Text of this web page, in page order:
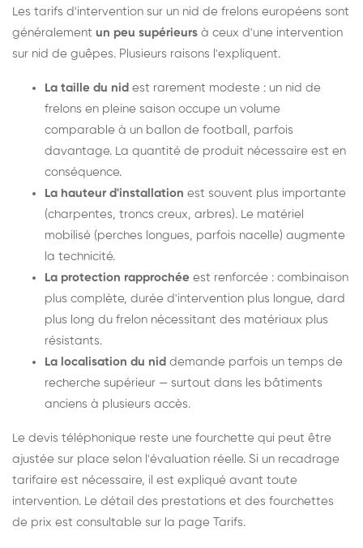
Les tarifs d'intervention sur un nid de frelons européens sont
généralement un peu supérieurs à ceux d'une intervention
sur nid de guêpes. Plusieurs raisons l'expliquent.
La taille du nid est rarement modeste : un nid de
frelons en pleine saison occupe un volume
comparable à un ballon de football, parfois
davantage. La quantité de produit nécessaire est en
conséquence.
La hauteur d'installation est souvent plus importante
(charpentes, troncs creux, arbres). Le matériel
mobilisé (perches longues, parfois nacelle) augmente
la technicité.
La protection rapprochée est renforcée : combinaison
plus complète, durée d'intervention plus longue, dard
plus long du frelon nécessitant des matériaux plus
résistants.
La localisation du nid demande parfois un temps de
recherche supérieur — surtout dans les bâtiments
anciens à plusieurs accès.
Le devis téléphonique reste une fourchette qui peut être
ajustée sur place selon l'évaluation réelle. Si un recadrage
tarifaire est nécessaire, il est expliqué avant toute
intervention. Le détail des prestations et des fourchettes
de prix est consultable sur la page Tarifs.